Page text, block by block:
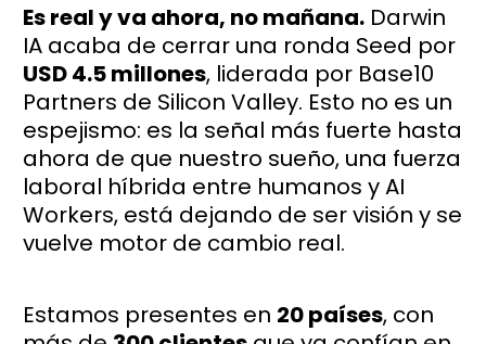
Es real y va ahora, no mañana. Darwin
IA acaba de cerrar una ronda Seed por
USD 4.5 millones, liderada por Base10
Partners de Silicon Valley. Esto no es un
espejismo: es la señal más fuerte hasta
ahora de que nuestro sueño, una fuerza
laboral híbrida entre humanos y AI
Workers, está dejando de ser visión y se
vuelve motor de cambio real.
Estamos presentes en 20 países, con